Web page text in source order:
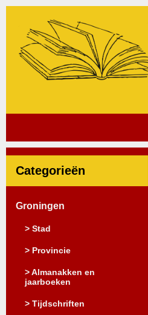
Categorieën
Groningen
> Stad
> Provincie
> Almanakken en
jaarboeken
> Tijdschriften